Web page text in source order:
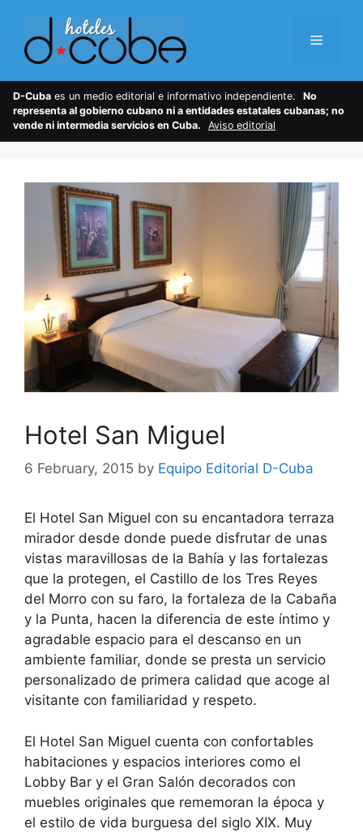
content
Menu
D-Cuba es un medio editorial e informativo independiente.
No
representa al gobierno cubano ni a entidades estatales cubanas; no
vende ni intermedia servicios en Cuba.
Aviso editorial
Hotel San Miguel
6 February, 2015 by Equipo Editorial D-Cuba
El Hotel San Miguel con su encantadora terraza
mirador desde donde puede disfrutar de unas
vistas maravillosas de la Bahía y las fortalezas
que la protegen, el Castillo de los Tres Reyes
del Morro con su faro, la fortaleza de la Cabaña
y la Punta, hacen la diferencia de este íntimo y
agradable espacio para el descanso en un
ambiente familiar, donde se presta un servicio
personalizado de primera calidad que acoge al
visitante con familiaridad y respeto.
El Hotel San Miguel cuenta con confortables
habitaciones y espacios interiores como el
Lobby Bar y el Gran Salón decorados con
muebles originales que rememoran la época y
el estilo de vida burguesa del siglo XIX. Muy